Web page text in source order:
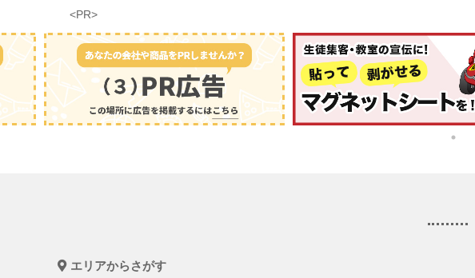
<PR>
エリアからさがす